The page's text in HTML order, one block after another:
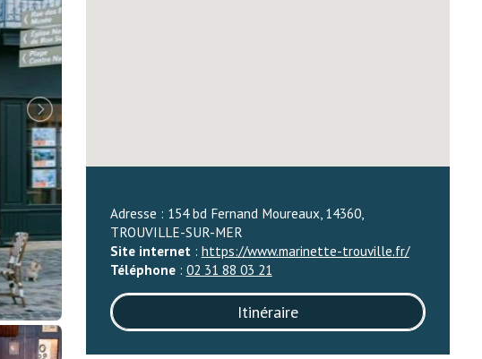
Adresse : 154 bd Fernand Moureaux, 14360,
TROUVILLE-SUR-MER
Site internet : https://www.marinette-trouville.fr/
Téléphone: 02 31 88 03 21
Itinéraire